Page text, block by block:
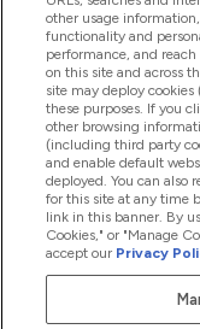
Company
Loyalty &
2026 The Hut.com
other usage
functionality and
performance, and
on this site and across
site may deploy
these purposes. If you
other browsing
(including third party
and enable default
deployed. You can also
for this site at any time
link in this banner. By
Cookies," or "Manage
accept our Privacy